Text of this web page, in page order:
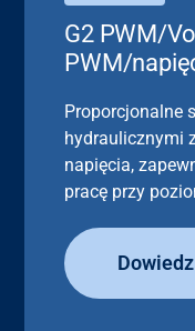
G2 PWM/
PWM/
Proporcjonalne
hydraulicznymi
napięcia,
pracę przy